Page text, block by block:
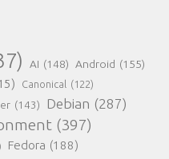
AI (148) Android (155)
Canonical (122)
(143) Debian (287)
(397)
Fedora (188)